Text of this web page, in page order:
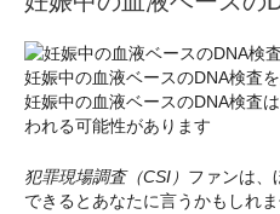
妊娠中の血液ベースのDNA検査を
妊娠中の血液ベースのDNA検査
われる可能性があります
犯罪現場調査（CSI） ファンは、
できるとあなたに言うかもしれ